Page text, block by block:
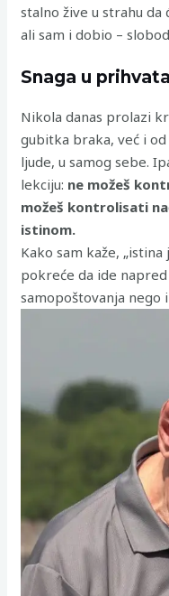
stalno žive u strahu da
ali sam i dobio –
Snaga u
Nikola danas prolazi
gubitka braka, već i
ljude, u samog sebe.
lekciju: ne možeš
možeš kontrolisati
istinom.
Kako sam kaže,
pokreće da ide
samopoštovanja nego